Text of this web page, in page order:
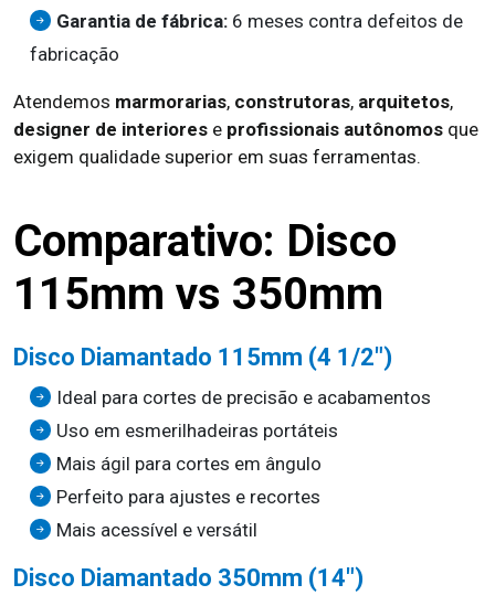
Garantia de fábrica: 6 meses contra defeitos de
fabricação
Atendemos marmorarias, construtoras, arquitetos,
designer de interiores e profissionais autônomos que
exigem qualidade superior em suas ferramentas.
Comparativo: Disco
115mm vs 350mm
Disco Diamantado 115mm (4 1/2")
Ideal para cortes de precisão e acabamentos
Uso em esmerilhadeiras portáteis
Mais ágil para cortes em ângulo
Perfeito para ajustes e recortes
Mais acessível e versátil
Disco Diamantado 350mm (14")